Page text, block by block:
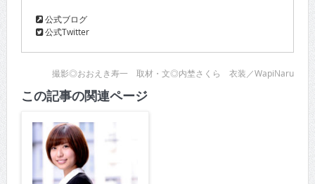
公式ブログ
公式Twitter
撮影◎おおえき寿一 取材・文◎内埜さくら 衣装／WapiNaru
この記事の関連ページ